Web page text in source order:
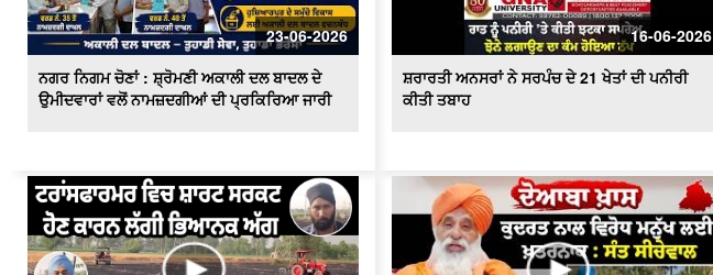
23-06-2026
ਨਗਰ ਨਿਗਮ ਚੋਣਾਂ : ਸ਼੍ਰੋਮਣੀ ਅਕਾਲੀ ਦਲ ਬਾਦਲ ਦੇ
ਉਮੀਦਵਾਰਾਂ ਵਲੋਂ ਨਾਮਜ਼ਦਗੀਆਂ ਦੀ ਪ੍ਰਕਿਰਿਆ ਜਾਰੀ
16-06-2026
ਸ਼ਰਾਰਤੀ ਅਨਸਰਾਂ ਨੇ ਸਰਪੰਚ ਦੇ 21 ਖੇਤਾਂ ਦੀ ਪਨੀਰੀ
ਕੀਤੀ ਤਬਾਹ